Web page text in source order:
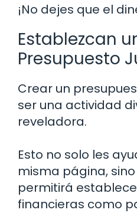
¡No dejes que el
Establezcan
Presupuesto
Crear un
ser una actividad
reveladora.
Esto no solo les
misma página,
permitirá
financieras como